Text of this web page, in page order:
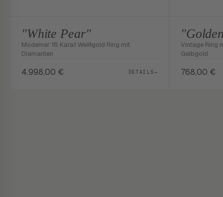
"White Pear"
Moderner 18 Karat Weißgold Ring mit
Diamanten
4.998,00 € DETAILS→
Vintage Ring
Gelbgold
768,00 €